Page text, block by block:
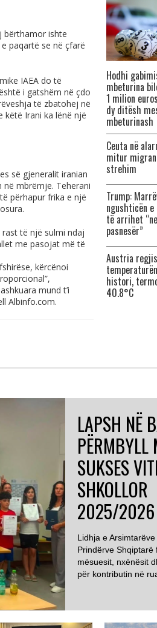
bërthamor ishte
paqartë se në çfarë
IAEA do të
i gatshëm në çdo
të zbatohej në
këtë Irani ka lënë një
së gjeneralit iranian
në mbrëmje. Teherani
përhapur frika e një
të një sulmi ndaj
me pasojat më të
kërcënoi
mund t’i
Albinfo.com.
Hodhi
mbeturina
1 milion
dy ditësh
mbeturinash
Ceuta në
mitur
strehim
Trump:
ngushticën
të arrihet
pasnesër”
Austria
histori,
40.8°C
LAPSH NË
PËRMBYLL
SUKSES
SHKOLLOR
2025/2026
Lidhja e
Prindërve Shqiptarë
mësuesit, nxënësit
për kontributin në